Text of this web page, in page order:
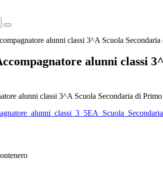
alunni classi 3^A Scuola
alunni classi
alunni classi 3^A Scuola Secondaria di